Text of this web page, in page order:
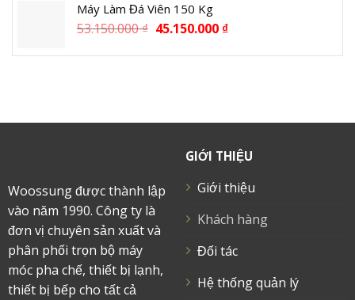
Máy Làm Đá Viên 150 Kg
53.150.000₫ 45.150.000 ₫
Woossung được thành lập
vào năm 1990. Công ty là
đơn vị chuyên sản xuất và
phân phối trọn bộ máy
móc pha chế, thiết bị lạnh,
thiết bị bếp cho tất cả
GIỚI THIỆU
Giới thiệu
Khách hàng
Đối tác
Hệ thống quản lý